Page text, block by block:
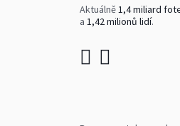
Aktuálně1,4 miliard
a 1,42 milionů lidí.